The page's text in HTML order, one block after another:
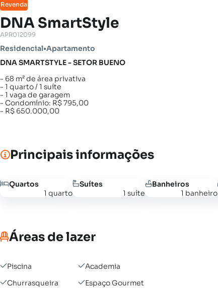
Revenda
DNA SmartStyle
APR012099
Residencial•Apartamento
DNA SMARTSTYLE - SETOR BUENO
- 68 m² de área privativa
- 1 quarto / 1 suíte
- 1 vaga de garagem
- Condomínio: R$ 795,00
- R$ 650.000,00
Principais informações
Quartos
1 quarto
Suítes
1 suíte
Banheiros
1 banheiro
Áreas de lazer
Piscina
Academia
Churrasqueira
Espaço Gourmet